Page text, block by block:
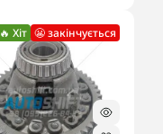
🔥 Хіт 😬 закінчується